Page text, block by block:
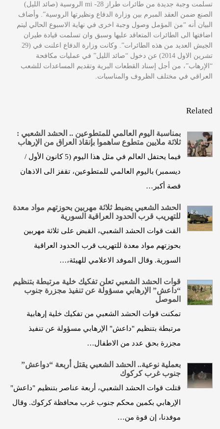
تسلمت وجبة جديدة من طائرات طراز mi -28 الروسية (صائد الليل)
الصنع ضمن العقد المبرم بين وزارة الدفاع ونظيرتها الروسية”. وأضاف
البيان أنه “من المؤمل وصول وجبة اخرى في نهاية الاسبوع الحالي ليتم
اضافتها الى الطائرات المتعاقد عليها وسبق وان تسلمت قيادة طيران
الجيش العديد من هذه الطائرات”. وكانت وزارة الدفاع اعلنت في (29
تشرين الاول 2014) عن دخول “صائد الليل” في عمليات مكافحة
“الإرهاب”، من أجل إسناد القطعات البرية وتقديم المساعدات للشعب
العراقي في مختلف الظروف والمناسبات.
Related
بمناسبة اليوم العالمي للمتطوعين .. الحشد الشعبي :
ثلاثة ملايين متطوع ساهموا بإنقاذ العراق من الإرهاب
فيما يحتفل العالم في مثل هذا اليوم (5 كانون الأول /
ديسمبر) باليوم العالمي للمتطوعين، تقفز الى الاذهان
قصة أكبر…
الحشد الشعبي يضبط ثلاثة مهربين بحوزتهم مواد معدة
للتهريب قرب الحدود العراقية السورية
القت قوات الحشد الشعبي، القبض على ثلاثة مهربين
بحوزتهم مواد معدة للتهريب قرب الحدود العراقية
السورية. وقال الموفد الاعلامي للهيئة،…
قوات الحشد الشعبي تعلن تفكيك خلية مرتبطة بتنظيم
“داعش” الإرهابي مسؤولة عن تنفيذ مجزرة جنوب
الموصل
تمكنت قوات الحشد الشعبي من تفكيك خلية إرهابية
مرتبطة بتنظيم "داعش" الإرهابي مسؤولة عن تنفيذ
مجزرة بحق عدد من الاطفال…
بعملية نوعية.. الحشد الشعبي يقتل أربعة “دواعش”
جنوب غرب كركوك
قتلت قوات الحشد الشعبي، أربعة عناصر بتنظيم "داعش"
الإرهابي بكمين محكم جنوب غرب محافظة كركوك. وقال
موفدنا، إن قوة من…